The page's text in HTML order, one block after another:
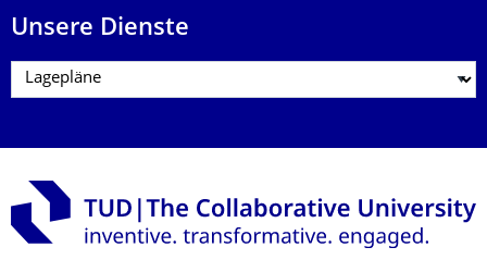
Unsere Dienste